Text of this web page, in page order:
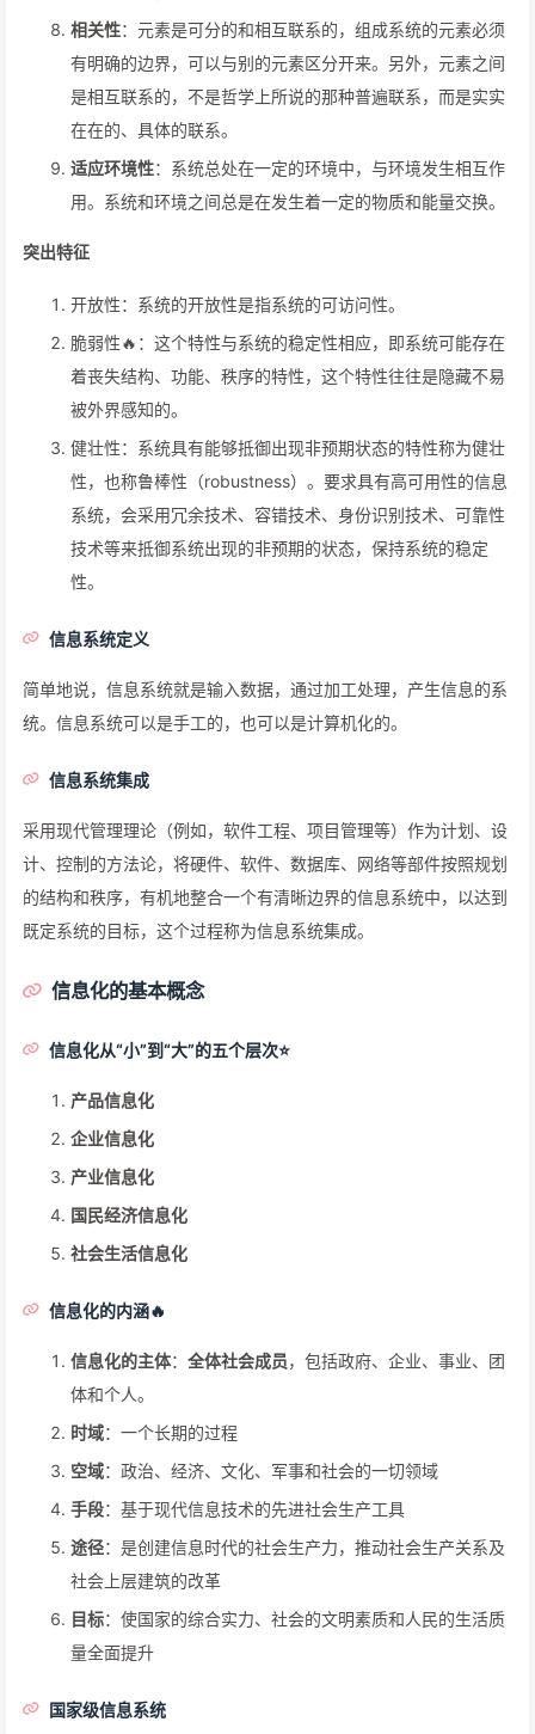
相关性：元素是可分的和相互联系的，组成系统的元素必须
有明确的边界，可以与别的元素区分开来。另外，元素之间
是相互联系的，不是哲学上所说的那种普遍联系，而是实实
在在的、具体的联系。
适应环境性：系统总处在一定的环境中，与环境发生相互作
用。系统和环境之间总是在发生着一定的物质和能量交换。
突出特征
开放性：系统的开放性是指系统的可访问性。
脆弱性🔥：这个特性与系统的稳定性相应，即系统可能存在
着丧失结构、功能、秩序的特性，这个特性往往是隐藏不易
被外界感知的。
健壮性：系统具有能够抵御出现非预期状态的特性称为健壮
性，也称鲁棒性（robustness）。要求具有高可用性的信息
系统，会采用冗余技术、容错技术、身份识别技术、可靠性
技术等来抵御系统出现的非预期的状态，保持系统的稳定
性。
信息系统定义
简单地说，信息系统就是输入数据，通过加工处理，产生信息的系
统。信息系统可以是手工的，也可以是计算机化的。
信息系统集成
采用现代管理理论（例如，软件工程、项目管理等）作为计划、设
计、控制的方法论，将硬件、软件、数据库、网络等部件按照规划
的结构和秩序，有机地整合一个有清晰边界的信息系统中，以达到
既定系统的目标，这个过程称为信息系统集成。
信息化的基本概念
信息化从“小”到“大”的五个层次⭐️
产品信息化
企业信息化
产业信息化
国民经济信息化
社会生活信息化
信息化的内涵🔥
信息化的主体： 全体社会成员，包括政府、企业、事业、团
体和个人。
时域：一个长期的过程
空域：政治、经济、文化、军事和社会的一切领域
手段：基于现代信息技术的先进社会生产工具
途径：是创建信息时代的社会生产力，推动社会生产关系及
社会上层建筑的改革
目标：使国家的综合实力、社会的文明素质和人民的生活质
量全面提升
国家级信息系统